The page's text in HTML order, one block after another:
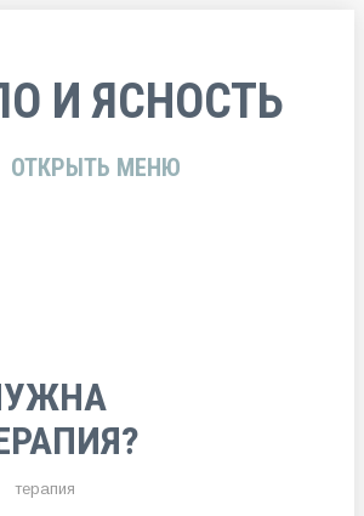
И ЯСНОСТЬ
ОТКРЫТЬ МЕНЮ
терапия